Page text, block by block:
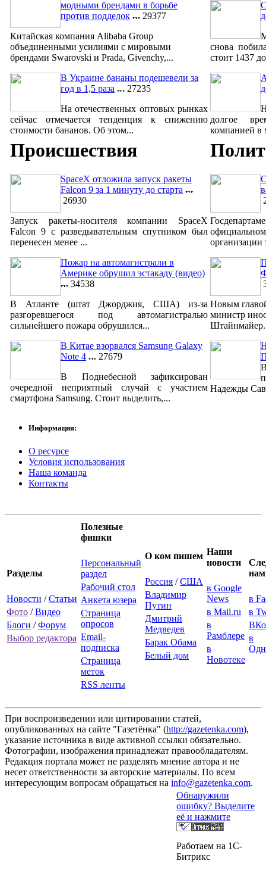
модными брендами в борьбе
против подделок
29377
Китайская компания Alibaba Group
объединенными усилиями с мировыми
брендами Swarovski и Prada, Givenchy,...
В Украине бананы подешевели за
год в 1,5 раза
27235
На отечественных оптовых рынках
сейчас отмечается тенденция к снижению
стоимости бананов. Об этом...
снова
стоит 1437
долгое
компанией в
Происшествия
SpaceX отложила запуск ракеты
Falcon 9 за 1 минуту до старта
26930
Запуск ракеты-носителя компании SpaceX
Falcon 9 с разведывательным спутником был
перенесен менее ...
Пожар на автомагистрали в
Америке обрушил эстакаду (видео)
34538
В Атланте (штат Джорджия, США) из-за
разгоревшегося под автомагистралью
сильнейшего пожара обрушился...
В Китае взорвался Samsung Galaxy
Note 4
27679
В Поднебесной зафиксирован
очередной неприятный случай с участием
смартфона Samsung. Стоит выделить,...
организации
Новым
министр
Надежды
Информация:
О ресурсе
Условия использования
Наша команда
Контакты
Разделы
Новости /Статьи
Фото /Видео
Блоги /Форум
Выбор редактора
Полезные
фишки
Персональный
раздел
Рабочий стол
Анкета юзера
Страница
опросов
Email-
подписка
Страница
меток
RSS ленты
О ком пишем
Россия /США
Владимир
Путин
Дмитрий
Медведев
Барак Обама
Белый дом
Наши
новости
в Google
News
в Mail.ru
в
Рамблере
в
Новотеке
в
в
в
При воспроизведении или цитировании статей,
опубликованных на сайте "Газетёнка" (http://gazetenka.com),
указание источника в виде активной ссылки обязательно.
Фотографии, изображения принадлежат правообладателям.
Редакция портала может не разделять мнение автора и не
несет ответственности за авторские материалы. По всем
интересующим вопросам обращаться на info@gazetenka.com.
Обнаружили
ошибку? Выделите
её и нажмите
Работаем на 1C-
Битрикс